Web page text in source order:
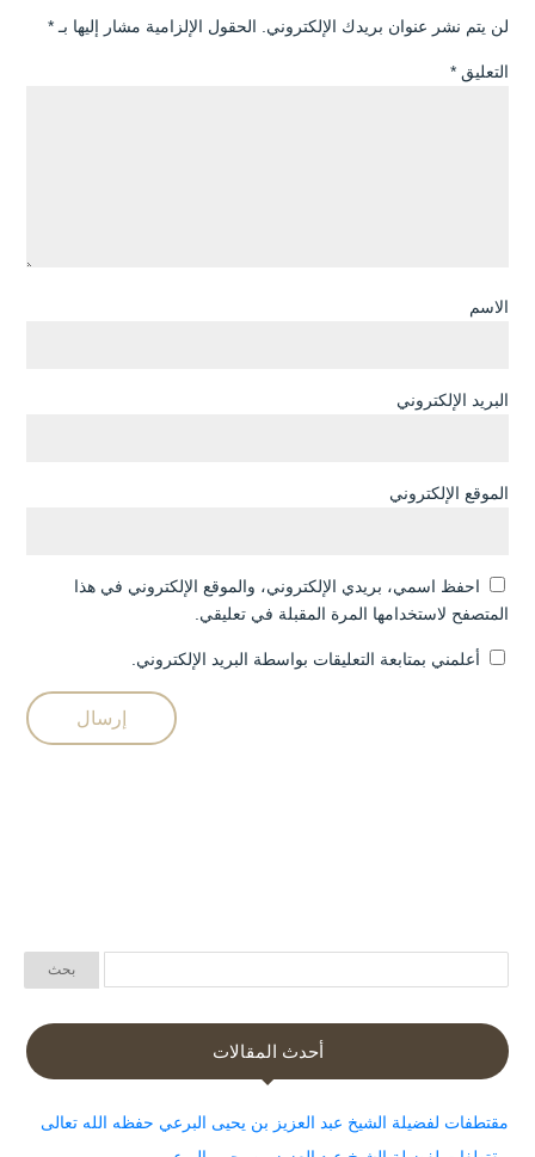
لن يتم نشر عنوان بريدك الإلكتروني. الحقول الإلزامية مشار إليها بـ *
التعليق *
الاسم
البريد الإلكتروني
الموقع الإلكتروني
احفظ اسمي، بريدي الإلكتروني، والموقع الإلكتروني في هذا
المتصفح لاستخدامها المرة المقبلة في تعليقي.
أعلمني بمتابعة التعليقات بواسطة البريد الإلكتروني.
أحدث المقالات
مقتطفات لفضيلة الشيخ عبد العزيز بن يحيى البرعي حفظه الله تعالى